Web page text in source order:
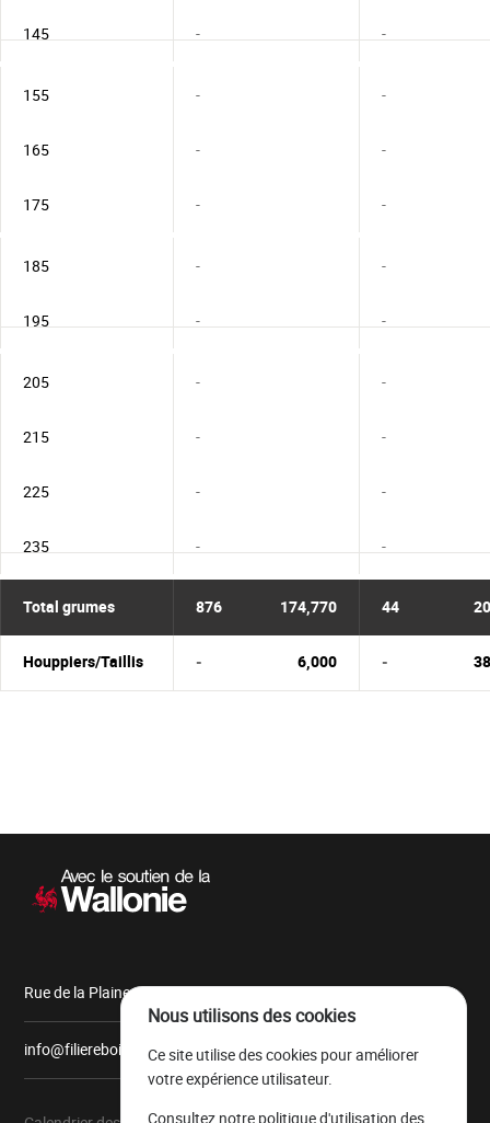
145 - -
155 - -
165 - -
175 - -
185 - -
195 - -
205 - -
215 - -
225 - -
235 - -
Total grumes 876 174,770 44
Houppiers/Taillis - 6,000 -
Navigation
Rue de la Plaine, 9 6900 Marche-en-Famenne
info@filiereboiswallonie.be
Nous utilisons des cookies
Ce site utilise des cookies pour améliorer
votre expérience utilisateur.
Consultez notre politique d'utilisation des